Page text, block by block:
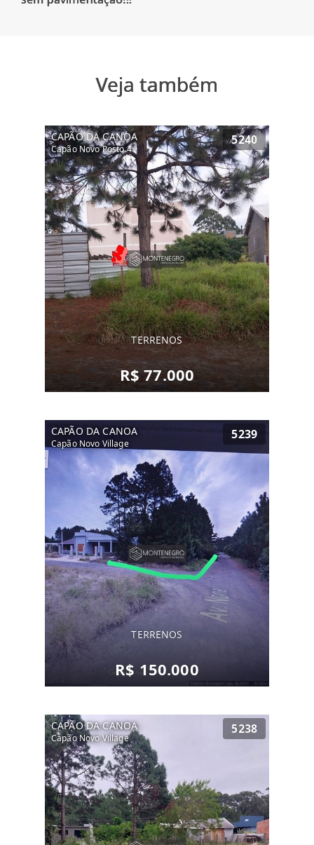
Veja também
CAPÃO DA CANOA
Capão Novo Posto 4
5240
TERRENOS
R$ 77.000
CAPÃO DA CANOA
Capão Novo Village
5239
TERRENOS
R$ 150.000
CAPÃO DA CANOA
Capão Novo Village
5238